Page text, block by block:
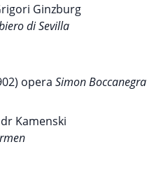
Ginzburg
di Sevilla
opera Simon Boccanegra
Kamenski